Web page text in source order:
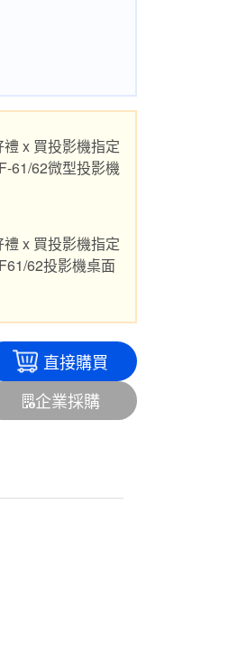
x 買投影機指定
61/62微型投影機
x 買投影機指定
62投影機桌面
直接購買
企業採購